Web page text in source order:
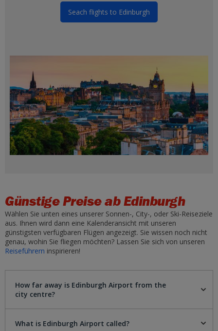
Seach flights to Edinburgh
Günstige Preise ab Edinburgh
Wählen Sie unten eines unserer Sonnen-, City-, oder Ski-Reiseziele
aus. Ihnen wird dann eine Kalenderansicht mit unseren
günstigsten verfügbaren Flügen angezeigt. Sie wissen noch nicht
genau, wohin Sie fliegen möchten? Lassen Sie sich von unseren
Reiseführern inspirieren!
How far away is Edinburgh Airport from the
city centre?
What is Edinburgh Airport called?